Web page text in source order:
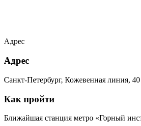
Адрес
Адрес
Санкт-Петербург, Кожевенная линия, 40
Как пройти
Ближайшая станция метро «Горный